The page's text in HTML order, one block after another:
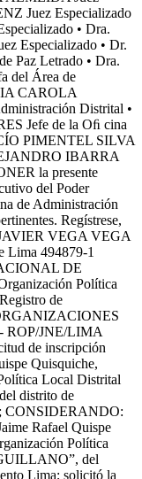
Juez Especializado
• Dra.
Especializado • Dr.
Paz Letrado • Dra.
del Área de
CAROLA
Distrital •
Jefe de la Oﬁ cina
PIMENTEL SILVA
IBARRA
la presente
del Poder
de Administración
Regístrese,
VEGA VEGA
Lima 494879-1
DE
Política
de
ROP/JNE/LIMA
de inscripción
Quisquiche,
Local Distrital
distrito de
CONSIDERANDO:
Rafael Quispe
Política
del
Lima; solicitó la